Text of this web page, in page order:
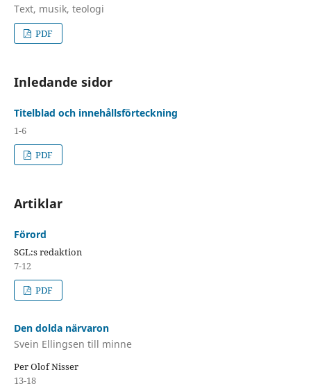
Text, musik, teologi
PDF
Inledande sidor
Titelblad och innehållsförteckning
1-6
PDF
Artiklar
Förord
SGL:s redaktion
7-12
PDF
Den dolda närvaron
Svein Ellingsen till minne
Per Olof Nisser
13-18